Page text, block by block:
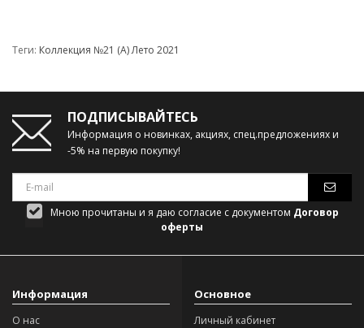
Теги: Коллекция №21 (А) Лето 2021
ПОДПИСЫВАЙТЕСЬ
Информация о новинках, акциях, спец.предложениях и
-5% на первую покупку!
Мною прочитаны и я даю согласие с документом Договор
оферты
Информация
О нас
Основное
Личный кабинет